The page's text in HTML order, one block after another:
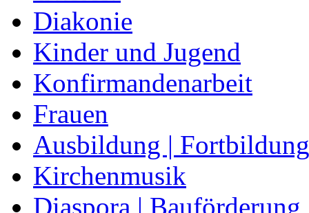
Diakonie
Kinder und Jugend
Konfirmandenarbeit
Frauen
Ausbildung | Fortbildung
Kirchenmusik
Diaspora | Bauförderung